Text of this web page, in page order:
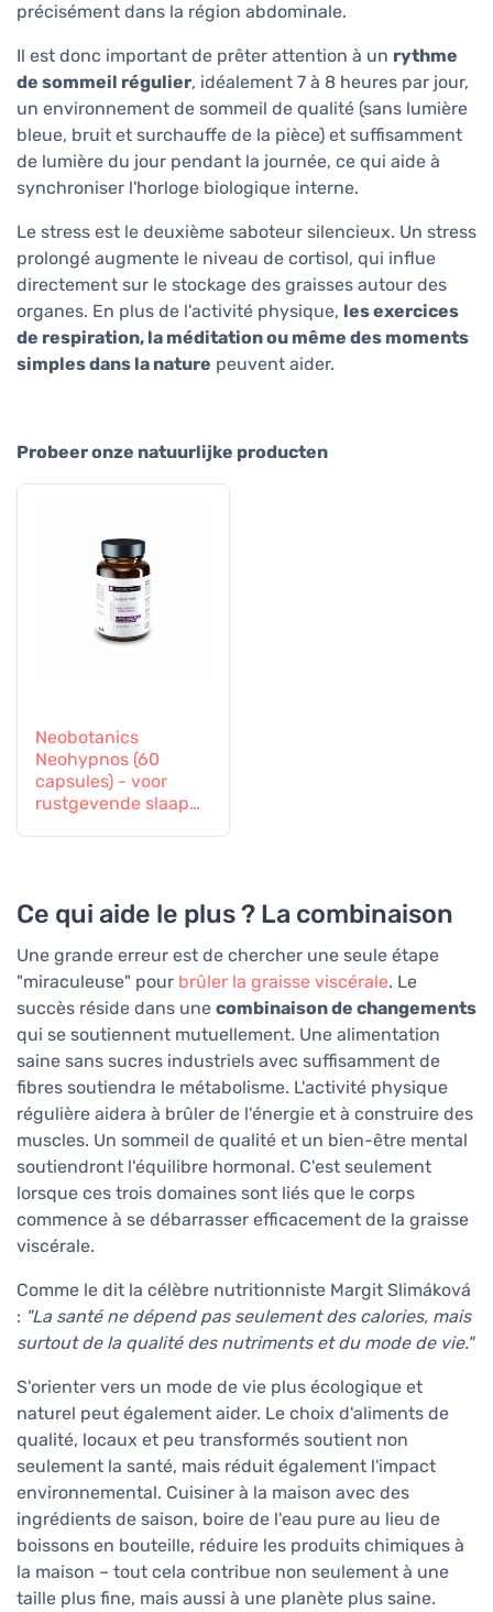
précisément dans la région abdominale.
Il est donc important de prêter attention à un rythme
de sommeil régulier, idéalement 7 à 8 heures par jour,
un environnement de sommeil de qualité (sans lumière
bleue, bruit et surchauffe de la pièce) et suffisamment
de lumière du jour pendant la journée, ce qui aide à
synchroniser l'horloge biologique interne.
Le stress est le deuxième saboteur silencieux. Un stress
prolongé augmente le niveau de cortisol, qui influe
directement sur le stockage des graisses autour des
organes. En plus de l'activité physique, les exercices
de respiration, la méditation ou même des moments
simples dans la nature peuvent aider.
Probeer onze natuurlijke producten
Neobotanics
Neohypnos (60
capsules) - voor
rustgevende slaap
Ce qui aide le plus ? La combinaison
Une grande erreur est de chercher une seule étape
"miraculeuse" pour brûler la graisse viscérale. Le
succès réside dans une combinaison de changements
qui se soutiennent mutuellement. Une alimentation
saine sans sucres industriels avec suffisamment de
fibres soutiendra le métabolisme. L'activité physique
régulière aidera à brûler de l'énergie et à construire des
muscles. Un sommeil de qualité et un bien-être mental
soutiendront l'équilibre hormonal. C'est seulement
lorsque ces trois domaines sont liés que le corps
commence à se débarrasser efficacement de la graisse
viscérale.
Comme le dit la célèbre nutritionniste Margit Slimáková
: "La santé ne dépend pas seulement des calories, mais
surtout de la qualité des nutriments et du mode de vie."
S'orienter vers un mode de vie plus écologique et
naturel peut également aider. Le choix d'aliments de
qualité, locaux et peu transformés soutient non
seulement la santé, mais réduit également l'impact
environnemental. Cuisiner à la maison avec des
ingrédients de saison, boire de l'eau pure au lieu de
boissons en bouteille, réduire les produits chimiques à
la maison – tout cela contribue non seulement à une
taille plus fine, mais aussi à une planète plus saine.